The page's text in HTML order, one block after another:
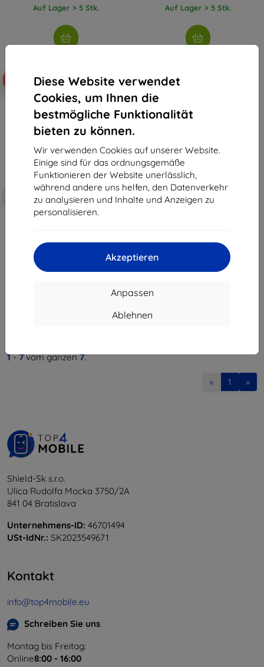
Diese Website verwendet
Cookies, um Ihnen die
bestmögliche Funktionalität
bieten zu können.
Wir verwenden Cookies auf unserer Website.
Einige sind für das ordnungsgemäße
Funktionieren der Website unerlässlich,
während andere uns helfen, den Datenverkehr
zu analysieren und Inhalte und Anzeigen zu
personalisieren.
Akzeptieren
Anpassen
Ablehnen
Auf Lager > 5 Stk. Auf Lager > 5 Stk.
Rabatt
mit
Gutschein
EXTRA10
12,90 €
Auf Lager > 5 Stk.
1-7vom ganzen7.
« 1 »
Shield-Sk s.r.o.
Ulica Rudolfa Mocka 3750/2A
841 04 Bratislava
Unternehmens-ID: 46701494
USt-IdNr.: SK2023549671
Kontakt
info@top4mobile.eu
Schreiben Sie uns
Montag bis Freitag:
Online8:00 - 16:00